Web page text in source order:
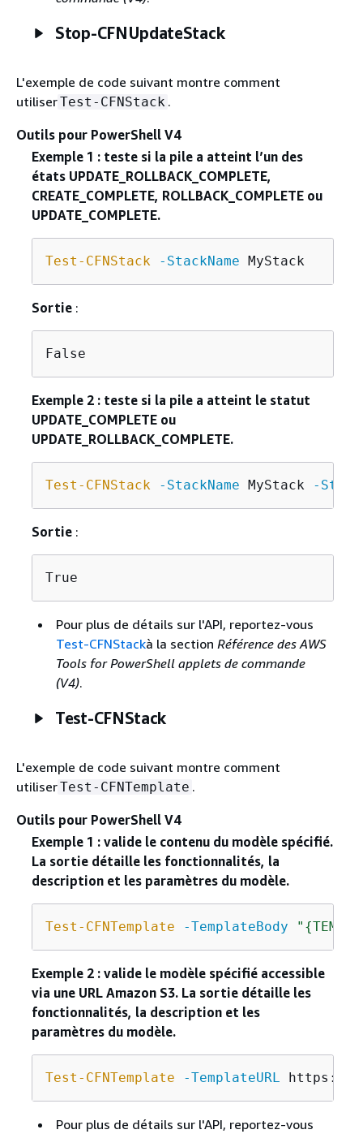
Stop-CFNUpdateStack
L'exemple de code suivant montre comment
utiliserTest-CFNStack .
Outils pour PowerShell V4
Exemple 1 : teste si la pile a atteint l’un des
états UPDATE_ROLLBACK_COMPLETE,
CREATE_COMPLETE, ROLLBACK_COMPLETE ou
UPDATE_COMPLETE.
Test-CFNStack -StackName MyStack
Sortie:
False
Exemple 2 : teste si la pile a atteint le statut
UPDATE_COMPLETE ou
UPDATE_ROLLBACK_COMPLETE.
Test-CFNStack -StackName MyStack -
Sortie:
True
Pour plus de détails sur l'API, reportez-vous
Test-CFNStackà la section Référence des AWS
Tools for PowerShell applets de commande
(V4).
Test-CFNStack
L'exemple de code suivant montre comment
utiliserTest-CFNTemplate .
Outils pour PowerShell V4
Exemple 1 : valide le contenu du modèle spécifié.
La sortie détaille les fonctionnalités, la
description et les paramètres du modèle.
Test-CFNTemplate -TemplateBody " {
Exemple 2 : valide le modèle spécifié accessible
via une URL Amazon S3. La sortie détaille les
fonctionnalités, la description et les
paramètres du modèle.
Test-CFNTemplate -TemplateURL https://
Pour plus de détails sur l'API, reportez-vous